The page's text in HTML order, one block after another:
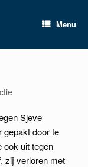
Menu
Sjeve
gepakt door te
ook uit tegen
zij verloren met